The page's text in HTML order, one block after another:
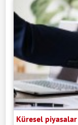
Küresel